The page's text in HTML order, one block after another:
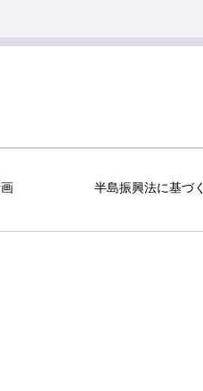
半島振興法に基づ